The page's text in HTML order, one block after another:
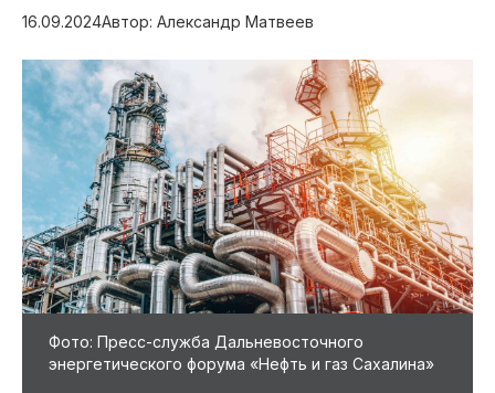
Благоустройство
16.09.2024Автор: Александр Матвеев
Фото: Пресс-служба Дальневосточного
энергетического форума «Нефть и газ Сахалина»